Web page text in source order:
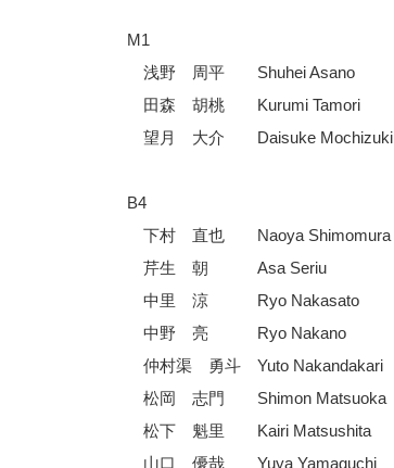
M1
浅野 周平 Shuhei Asano
田森 胡桃 Kurumi Tamori
望月 大介 Daisuke Mochizuki
B4
下村 直也 Naoya Shimomura
芹生 朝 Asa Seriu
中里 涼 Ryo Nakasato
中野 亮 Ryo Nakano
仲村渠 勇斗 Yuto Nakandakari
松岡 志門 Shimon Matsuoka
松下 魁里 Kairi Matsushita
山口 優哉 Yuya Yamaguchi